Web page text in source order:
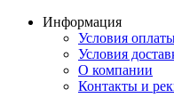
Информация
Условия
Условия
О компании
Контакты и